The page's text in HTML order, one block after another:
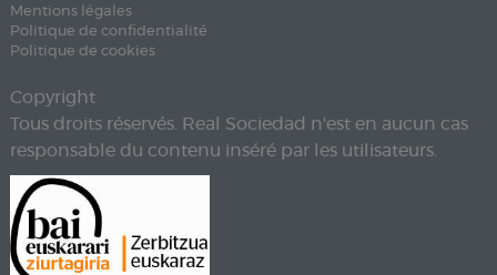
Mentions légales
Politique de confidentialité
Politique de cookies
Copyright
Tous droits réservés. Real Sociedad n'est en aucun cas
responsable du contenu inséré par les utilisateurs.